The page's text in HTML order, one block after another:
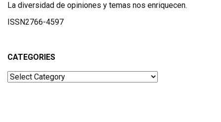
La diversidad de opiniones y temas nos enriquecen.
ISSN2766-4597
CATEGORIES
Categories